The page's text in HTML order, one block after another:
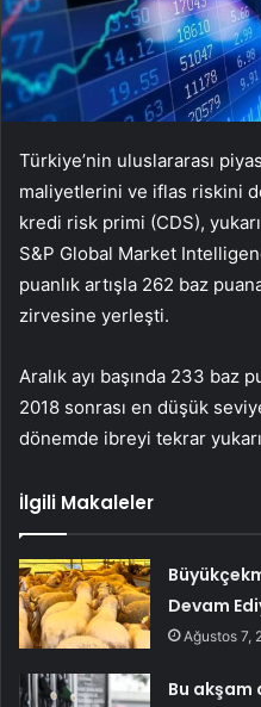
Türkiye’nin uluslararası
maliyetlerini ve iflas riskini
kredi risk primi (CDS),
S&P Global Market
puanlık artışla 262 baz
zirvesine yerleşti.
Aralık ayı başında 233 baz
2018 sonrası en düşük
dönemde ibreyi tekrar
İlgili Makaleler
Devam
Ağustos 7,
Bu akşam